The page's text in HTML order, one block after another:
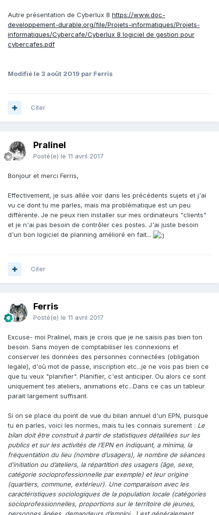
Autre présentation de Cyberlux 8 https://www.doc-
developpement-durable.org/file/Projets-informatiques/Projets-
informatiques/Cybercafe/Cyberlux 8 logiciel de gestion pour
cybercafes.pdf
Modifié le 3 août 2019 par Ferris
Citer
Pralinel
Posté(e) le 11 avril 2017
Bonjour et merci Ferris,
Effectivement, je suis allée voir dans les précédents sujets et j'ai
vu ce dont tu me parles, mais ma problématique est un peu
différente. Je ne peux rien installer sur mes ordinateurs "clients"
et je n'ai pas besoin de contrôler ces postes. J'ai juste besoin
d'un bon logiciel de planning amélioré en fait...
Citer
Ferris
Posté(e) le 11 avril 2017
Excuse- moi Pralinel, mais je crois que je ne saisis pas bien ton
besoin. Sans moyen de comptabiliser les connexions et
conserver les données des personnes connectées (obligation
legale), d'où mot de passe, inscription etc...je ne vois pas bien ce
que tu veux "planifier". Planifier, c'est anticiper. Ou alors ce sont
uniquement tes ateliers, animations etc...Dans ce cas un tableur
parait largement suffisant.
Si on se place du point de vue du bilan annuel d'un EPN, puisque
tu en parles, voici les normes, mais tu les connais surement : Le
bilan doit être construit à partir de statistiques détaillées sur les
publics et sur les activités de l’EPN en indiquant, a minima, la
fréquentation du lieu (nombre d’usagers), le nombre de séances
d’initiation ou d’ateliers, la répartition des usagers (âge, sexe,
catégorie socioprofessionnelle par exemple) et leur origine
(quartiers, commune, extérieur). Une comparaison avec les
caractéristiques sociologiques de la population locale (catégories
socioprofessionnelles, proportions sur le territoire de jeunes,